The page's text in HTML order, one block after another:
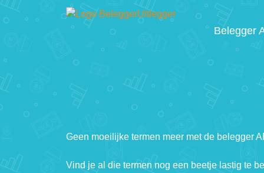
Belegger
Geen moeilijke termen meer met de belegger
Vind je al die termen nog een beetje lastig te